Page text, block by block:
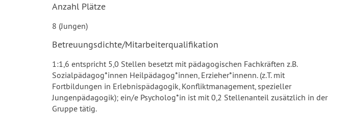
Anzahl Plätze
8 (Jungen)
Betreuungsdichte/Mitarbeiterqualifikation
1:1,6 entspricht 5,0 Stellen besetzt mit pädagogischen Fachkräften z.B.
Sozialpädagog*innen Heilpädagog*innen, Erzieher*innenn. (z.T. mit
Fortbildungen in Erlebnispädagogik, Konfliktmanagement, spezieller
Jungenpädagogik); ein/e Psycholog*in ist mit 0,2 Stellenanteil zusätzlich in der
Gruppe tätig.